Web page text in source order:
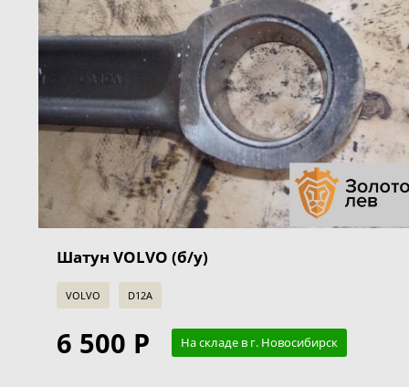
Шатун VOLVO (б/у)
VOLVO D12A
6 500 Р На складе в г. Новосибирск